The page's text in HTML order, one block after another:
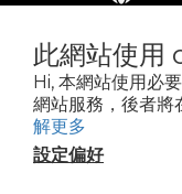
此網站使用
Hi, 本網站使用必
網站服務，後者將
解更多
設定偏好